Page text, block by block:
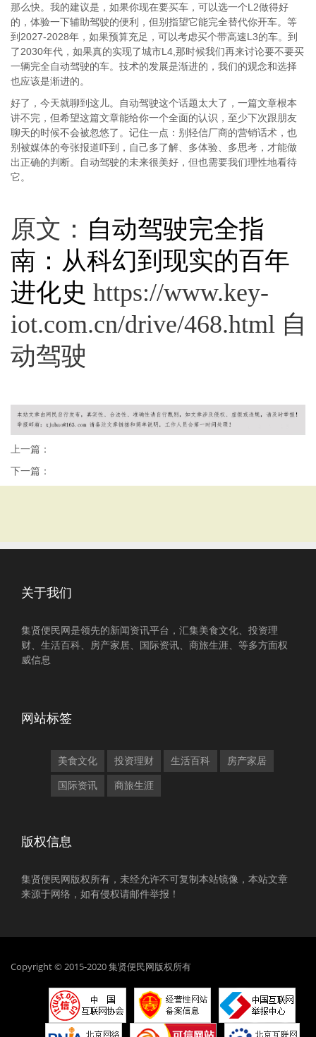
那么快。我的建议是，如果你现在要买车，可以选一个L2做得好
的，体验一下辅助驾驶的便利，但别指望它能完全替代你开车。等
到2027-2028年，如果预算充足，可以考虑买个带高速L3的车。到
了2030年代，如果真的实现了城市L4,那时候我们再来讨论要不要买
一辆完全自动驾驶的车。技术的发展是渐进的，我们的观念和选择
也应该是渐进的。
好了，今天就聊到这儿。自动驾驶这个话题太大了，一篇文章根本
讲不完，但希望这篇文章能给你一个全面的认识，至少下次跟朋友
聊天的时候不会被忽悠了。记住一点：别轻信厂商的营销话术，也
别被媒体的夸张报道吓到，自己多了解、多体验、多思考，才能做
出正确的判断。自动驾驶的未来很美好，但也需要我们理性地看待
它。
原文： 自动驾驶完全指
南：从科幻到现实的百年
进化史 https://www.key-
iot.com.cn/drive/468.html 自
动驾驶
上一篇：
下一篇：
关于我们
集贤便民网是领先的新闻资讯平台，汇集美食文化、投资理
财、生活百科、房产家居、国际资讯、商旅生涯、等多方面权
威信息
网站标签
美食文化 投资理财 生活百科 房产家居
国际资讯 商旅生涯
版权信息
集贤便民网版权所有，未经允许不可复制本站镜像，本站文章
来源于网络，如有侵权请邮件举报！
Copyright © 2015-2020 集贤便民网版权所有